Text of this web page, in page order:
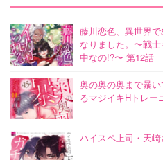
藤川恋色、異世界
なりました。〜戦
中なの!?〜 第12話
奥の奥の奥まで暴
るマジイキHトレー
ハイスペ上司・天